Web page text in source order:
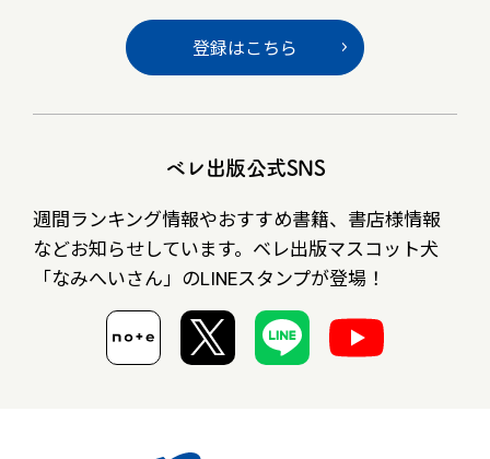
登録はこちら
ベレ出版公式SNS
週間ランキング情報やおすすめ書籍、書店様情報
などお知らせしています。ベレ出版マスコット犬
「なみへいさん」のLINEスタンプが登場！